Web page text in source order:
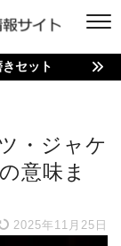
セット
・ジャケ
意味ま
2025年11月25日